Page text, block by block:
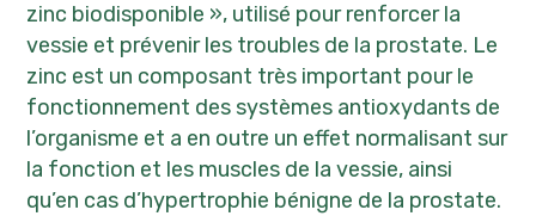
zinc biodisponible », utilisé pour renforcer la
vessie et prévenir les troubles de la prostate. Le
zinc est un composant très important pour le
fonctionnement des systèmes antioxydants de
l’organisme et a en outre un effet normalisant sur
la fonction et les muscles de la vessie, ainsi
qu’en cas d’hypertrophie bénigne de la prostate.